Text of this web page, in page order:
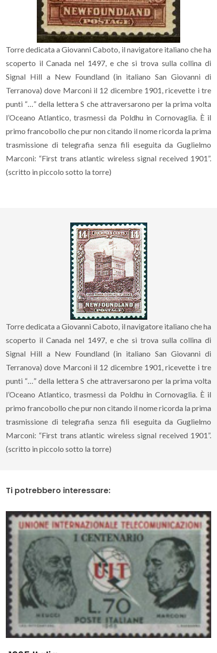
Torre dedicata a Giovanni Caboto, il navigatore italiano che ha
scoperto il Canada nel 1497, e che si trova sulla collina di
Signal Hill a New Foundland (in italiano San Giovanni di
Terranova) dove Marconi il 12 dicembre 1901, ricevette i tre
punti “…” della lettera S che attraversarono per la prima volta
l’Oceano Atlantico, trasmessi da Poldhu in Cornovaglia. È il
primo francobollo che pur non citando il nome ricorda la prima
trasmissione di telegrafia senza fili eseguita da Guglielmo
Marconi: “First trans atlantic wireless signal received 1901”.
(scritto in piccolo sotto la torre)
Torre dedicata a Giovanni Caboto, il navigatore italiano che ha
scoperto il Canada nel 1497, e che si trova sulla collina di
Signal Hill a New Foundland (in italiano San Giovanni di
Terranova) dove Marconi il 12 dicembre 1901, ricevette i tre
punti “…” della lettera S che attraversarono per la prima volta
l’Oceano Atlantico, trasmessi da Poldhu in Cornovaglia. È il
primo francobollo che pur non citando il nome ricorda la prima
trasmissione di telegrafia senza fili eseguita da Guglielmo
Marconi: “First trans atlantic wireless signal received 1901”.
(scritto in piccolo sotto la torre)
Ti potrebbero interessare: